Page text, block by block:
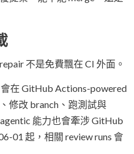
不是免費飄在 CI 外面。
在 GitHub Actions-powered
修改 branch、跑測試與
能力也會牽涉 GitHub
01 起，相關 review runs 會